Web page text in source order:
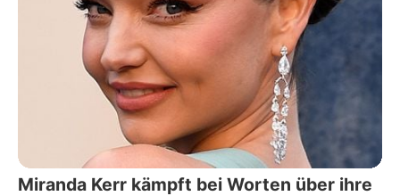
Miranda Kerr kämpft bei Worten über ihre